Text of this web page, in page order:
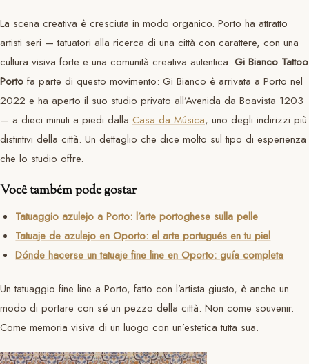
La scena creativa è cresciuta in modo organico. Porto ha attratto
artisti seri — tatuatori alla ricerca di una città con carattere, con una
cultura visiva forte e una comunità creativa autentica. Gi Bianco Tattoo
Porto fa parte di questo movimento: Gi Bianco è arrivata a Porto nel
2022 e ha aperto il suo studio privato all’Avenida da Boavista 1203
— a dieci minuti a piedi dalla Casa da Música, uno degli indirizzi più
distintivi della città. Un dettaglio che dice molto sul tipo di esperienza
che lo studio offre.
Você também pode gostar
Tatuaggio azulejo a Porto: l’arte portoghese sulla pelle
Tatuaje de azulejo en Oporto: el arte portugués en tu piel
Dónde hacerse un tatuaje fine line en Oporto: guía completa
Un tatuaggio fine line a Porto, fatto con l’artista giusto, è anche un
modo di portare con sé un pezzo della città. Non come souvenir.
Come memoria visiva di un luogo con un’estetica tutta sua.